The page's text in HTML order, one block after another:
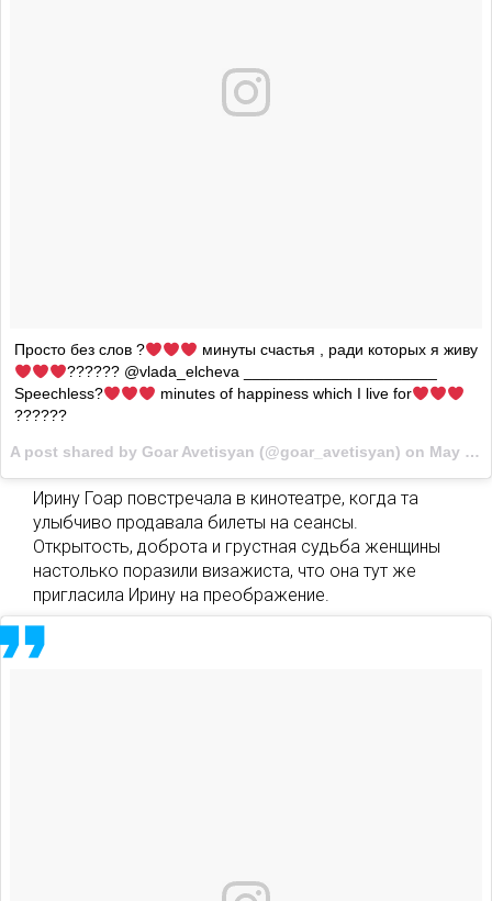
Просто без слов ?
минуты счастья , ради которых я живу
?????? @vlada_elcheva ______________________
Speechless?
minutes of happiness which I live for
??????
A post shared by Goar Avetisyan (@goar_avetisyan) on May 19, 2017 at 12:14pm PDT
Ирину Гоар повстречала в кинотеатре, когда та
улыбчиво продавала билеты на сеансы.
Открытость, доброта и грустная судьба женщины
настолько поразили визажиста, что она тут же
пригласила Ирину на преображение.